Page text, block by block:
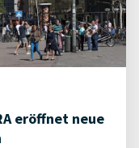
eröffnet neue